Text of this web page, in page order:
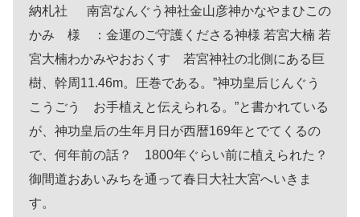
納札社 南宮なんぐう神社金山彦神かなやまひこの
かみ 様 ：金運のご守護くださる神様 若宮大楠 若
宮大楠わかみやおおくす 若宮神社の北側にある巨
樹、幹周11.46m。圧巻である。”神功皇后じんぐう
こうごう お手植えと伝えられる。”と書かれている
が、神功皇后の生年月日が西暦169年とでてくるの
で、何年前の話？ 1800年ぐらい前に植えられた？
御間道おあいみちを通って春日大社大宮へいきま
す。